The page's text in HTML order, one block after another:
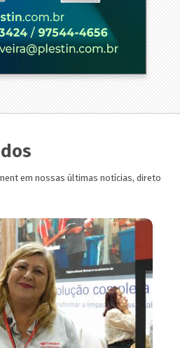
em nossas últimas notícias, direto